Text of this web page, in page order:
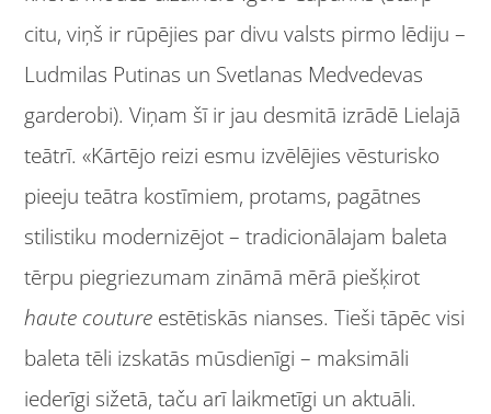
citu, viņš ir rūpējies par divu valsts pirmo lēdiju –
Ludmilas Putinas un Svetlanas Medvedevas
garderobi). Viņam šī ir jau desmitā izrādē Lielajā
teātrī. «Kārtējo reizi esmu izvēlējies vēsturisko
pieeju teātra kostīmiem, protams, pagātnes
stilistiku modernizējot – tradicionālajam baleta
tērpu piegriezumam zināmā mērā piešķirot
haute couture estētiskās nianses. Tieši tāpēc visi
baleta tēli izskatās mūsdienīgi – maksimāli
iederīgi sižetā, taču arī laikmetīgi un aktuāli.